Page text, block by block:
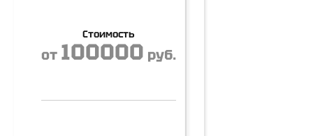
Стоимость
от 100000 руб.